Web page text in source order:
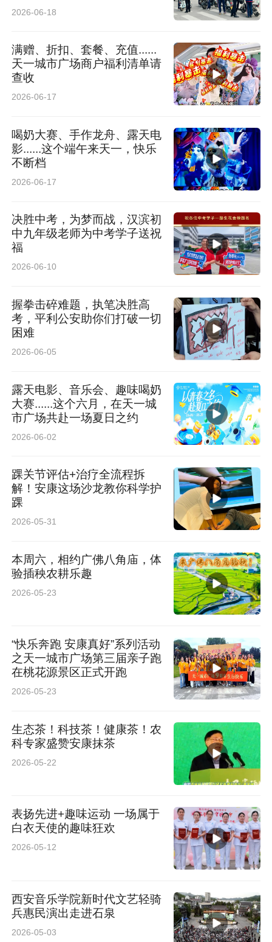
2026-06-18
满赠、折扣、套餐、充值......
天一城市广场商户福利清单请
查收
2026-06-17
喝奶大赛、手作龙舟、露天电
影......这个端午来天一，快乐
不断档
2026-06-17
决胜中考，为梦而战，汉滨初
中九年级老师为中考学子送祝
福
2026-06-10
握拳击碎难题，执笔决胜高
考，平利公安助你们打破一切
困难
2026-06-05
露天电影、音乐会、趣味喝奶
大赛......这个六月，在天一城
市广场共赴一场夏日之约
2026-06-02
踝关节评估+治疗全流程拆
解！安康这场沙龙教你科学护
踝
2026-05-31
本周六，相约广佛八角庙，体
验插秧农耕乐趣
2026-05-23
“快乐奔跑 安康真好”系列活动
之天一城市广场第三届亲子跑
在桃花源景区正式开跑
2026-05-23
生态茶！科技茶！健康茶！农
科专家盛赞安康抹茶
2026-05-22
表扬先进+趣味运动 一场属于
白衣天使的趣味狂欢
2026-05-12
西安音乐学院新时代文艺轻骑
兵惠民演出走进石泉
2026-05-03